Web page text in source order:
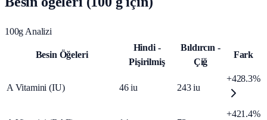
100g Analizi
Besin Öğeleri
Hindi -
Pişirilmiş
Bıldırcın -
Çiğ
Fark
A Vitamini (IU) 46 iu 243 iu
+428.3%
+421.4%